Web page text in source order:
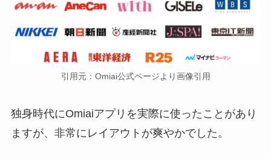
引用元：Omiai公式ページより画像引用
独身時代にOmiaiアプリを実際に使ったことがあり
ますが、非常にレイアウトが爽やかでした。